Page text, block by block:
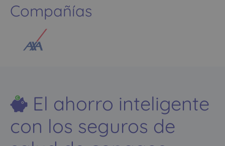
Compañías
El ahorro inteligente
con los seguros de